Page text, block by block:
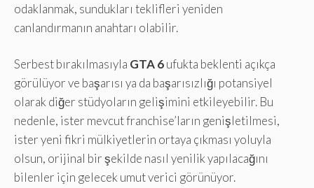
odaklanmak, sundukları teklifleri yeniden
canlandırmanın anahtarı olabilir.
Serbest bırakılmasıyla GTA 6ufukta beklenti açıkça
görülüyor ve başarısı ya da başarısızlığı potansiyel
olarak diğer stüdyoların gelişimini etkileyebilir. Bu
nedenle, ister mevcut franchise’ların genişletilmesi,
ister yeni fikri mülkiyetlerin ortaya çıkması yoluyla
olsun, orijinal bir şekilde nasıl yenilik yapılacağını
bilenler için gelecek umut verici görünüyor.